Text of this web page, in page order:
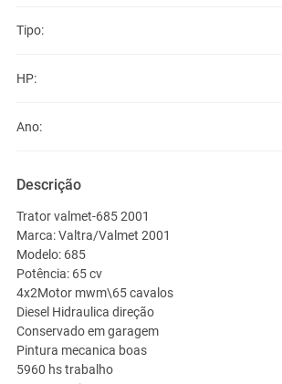
Tipo:
HP:
Ano:
Descrição
Trator valmet-685 2001
Marca: Valtra/Valmet 2001
Modelo: 685
Potência: 65 cv
4x2Motor mwm\65 cavalos
Diesel Hidraulica direção
Conservado em garagem
Pintura mecanica boas
5960 hs trabalho